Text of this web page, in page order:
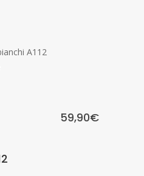
59,90€